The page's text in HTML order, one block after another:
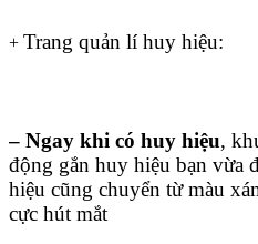
+ Trang quản lí huy hiệu:
– Ngay khi có huy hiệu,
động gắn huy hiệu bạn vừa
hiệu cũng chuyển từ màu
cực hút mắt